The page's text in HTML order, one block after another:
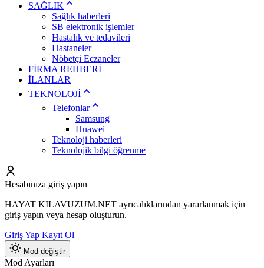
SAĞLIK
Sağlık haberleri
SB elektronik işlemler
Hastalık ve tedavileri
Hastaneler
Nöbetçi Eczaneler
FİRMA REHBERİ
İLANLAR
TEKNOLOJİ
Telefonlar
Samsung
Huawei
Teknoloji haberleri
Teknolojik bilgi öğrenme
Hesabınıza giriş yapın
HAYAT KILAVUZUM.NET ayrıcalıklarından yararlanmak için
giriş yapın veya hesap oluşturun.
Giriş Yap Kayıt Ol
Mod değiştir
Mod Ayarları